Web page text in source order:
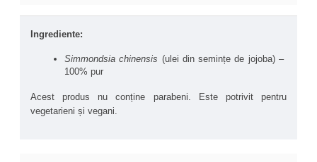
unice, acest ulei este compatibil cu toate tipurile de ten,
Uleiul de jojoba este utilizat pentru hidratarea pielii,
nutritiv pentru păr, ajutând la refacerea luciului natural și
prevenirea vârfurilor despicate.
Ingrediente:
Simmondsia chinensis (ulei din semințe de jojoba) –
100% pur
Acest produs nu conține parabeni. Este potrivit pentru
vegetarieni și vegani.